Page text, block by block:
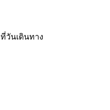
วันเดินทาง